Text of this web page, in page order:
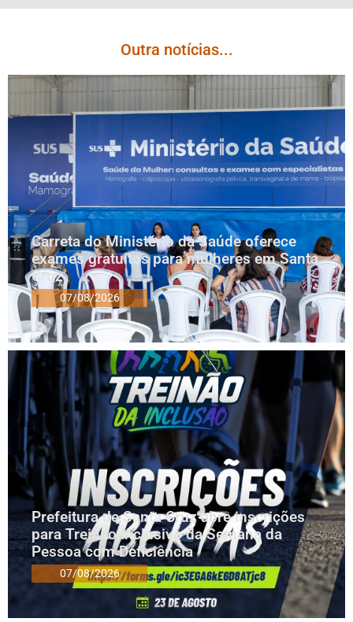
Outra notícias...
Carreta do Ministério da Saúde oferece
exames gratuitos para mulheres em Santa
Cruz
07/08/2026
Prefeitura de Santa Cruz abre inscrições
para Treinão Inclusivo da Semana da
Pessoa com Deficiência
07/08/2026